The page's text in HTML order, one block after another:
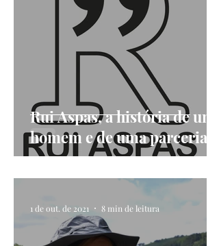
Rui Aspas, a história de um
homem e de uma parceria
1 de out. de 2021 8 min de leitura